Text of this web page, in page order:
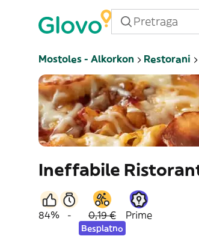
Mostoles - Alkorkon Restorani
Ineffabile
84% - 0,19 €
Besplatno
Prime